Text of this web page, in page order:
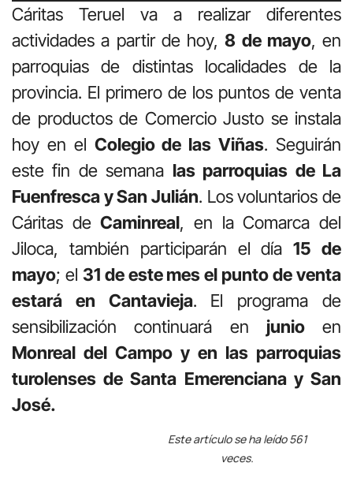
de
audio
Cáritas Teruel va a realizar diferentes
actividades a partir de hoy,8 de mayo, en
parroquias de distintas localidades de la
provincia. El primero de los puntos de venta
de productos de Comercio Justo se instala
hoy en el Colegio de lasViñas. Seguirán
este fin de semana las parroquias de La
Fuenfresca y San Julián. Los voluntarios de
Cáritas deCaminreal, en la Comarca del
Jiloca, también participarán el día15 de
mayo; el 31 de este mes el punto de venta
estará en Cantavieja. El programa de
sensibilización continuará en junioen
Monreal del Campo y en las parroquias
turolenses de Santa Emerenciana y San
José.
Este artículo se ha leído 561
veces.